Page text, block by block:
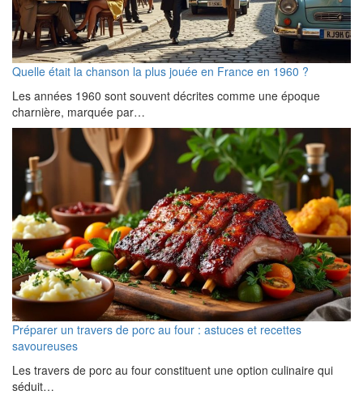
Quelle était la chanson la plus jouée en France en 1960 ?
Les années 1960 sont souvent décrites comme une époque
charnière, marquée par…
Préparer un travers de porc au four : astuces et recettes
savoureuses
Les travers de porc au four constituent une option culinaire qui
séduit…